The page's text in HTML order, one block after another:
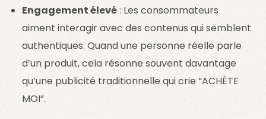
Engagement élevé: Les consommateurs
aiment interagir avec des contenus qui semblent
authentiques. Quand une personne réelle parle
d’un produit, cela résonne souvent davantage
qu’une publicité traditionnelle qui crie “ACHÈTE
MOI”.